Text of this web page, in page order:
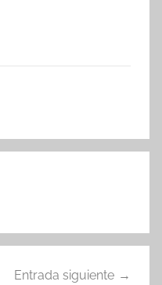
Entrada siguiente